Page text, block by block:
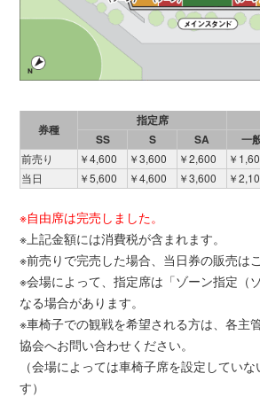
券種
指定席
SS
S SA 一
前売り ￥4,600 ￥3,600 ￥2,600 ￥
当日
￥5,600 ￥4,600 ￥3,600 ￥
※自由席は完売しました。
※上記金額には消費税が含まれます。
※前売りで完売した場合、当日券の販売は
※会場によって、指定席は「ゾーン指定（
なる場合があります。
※車椅子での観戦を希望される方は、各主
協会へお問い合わせください。
（会場によっては車椅子席を設定してい
す）